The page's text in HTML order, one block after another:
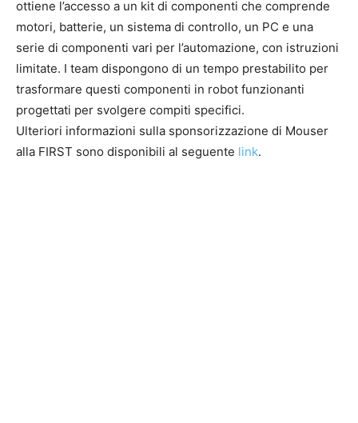
ottiene l’accesso a un kit di componenti che comprende
motori, batterie, un sistema di controllo, un PC e una
serie di componenti vari per l’automazione, con istruzioni
limitate. I team dispongono di un tempo prestabilito per
trasformare questi componenti in robot funzionanti
progettati per svolgere compiti specifici.
Ulteriori informazioni sulla sponsorizzazione di Mouser
alla FIRST sono disponibili al seguente link.